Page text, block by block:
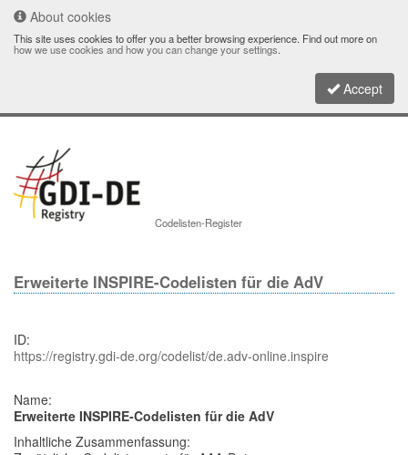
About cookies
This site uses cookies to offer you a better browsing experience. Find out more on
how we use cookies and how you can change your settings.
Accept
Codelisten-Register
Erweiterte INSPIRE-Codelisten für die AdV
ID:
https://registry.gdi-de.org/codelist/de.adv-online.inspire
Name:
Erweiterte INSPIRE-Codelisten für die AdV
Inhaltliche Zusammenfassung: